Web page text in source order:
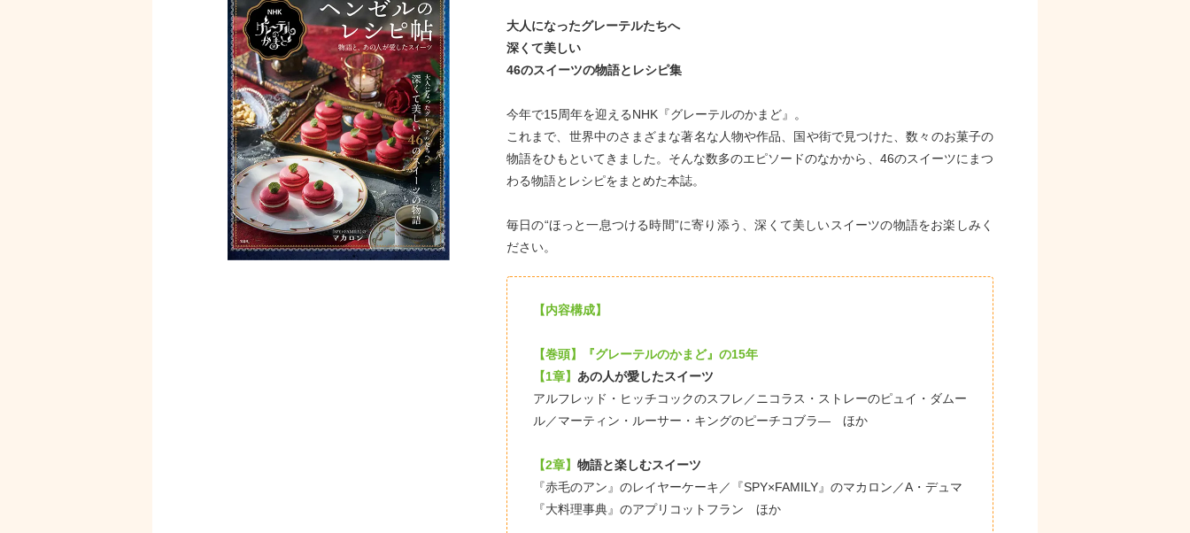
大人になったグレーテルたちへ
深くて美しい
46のスイーツの物語とレシピ集
今年で15周年を迎えるNHK『グレーテルのかまど』。
これまで、世界中のさまざまな著名な人物や作品、国や街で見つけた、数々のお菓子の
物語をひもといてきました。そんな数多のエピソードのなかから、46のスイーツにまつ
わる物語とレシピをまとめた本誌。
毎日の“ほっと一息つける時間”に寄り添う、深くて美しいスイーツの物語をお楽しみく
ださい。
【内容構成】
【巻頭】『グレーテルのかまど』の15年
【1章】 あの人が愛したスイーツ
アルフレッド・ヒッチコックのスフレ／ニコラス・ストレーのピュイ・ダムー
ル／マーティン・ルーサー・キングのピーチコブラ― ほか
【2章】 物語と楽しむスイーツ
『赤毛のアン』のレイヤーケーキ／『SPY×FAMILY』のマカロン／A・デュマ
『大料理事典』のアプリコットフラン ほか